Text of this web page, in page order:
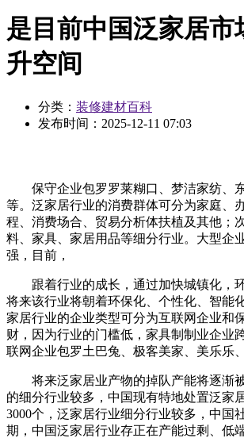
是目前中国泛家居市
升空间
分类： 装修建材百科
发布时间： 2025-12-11 07:03
保守企业包罗罗莱糊口、梦洁家纺、
等。泛家居行业的消费群体可分为家庭、
程、消费场合、贸易分析体扶植及其他；
料、家具、家居用品等细分行业。大型企
强，目前，
跟着行业的成长，通过加快城镇化，环
将来该行业将朝着环保化、个性化、智能
家居行业的企业类型可分为互联网企业和
财，因为行业的门槛低，家具制制业企业
联网企业包罗土巴兔、极客美家、美乐乐
将来泛家居业产物的掉队产能将逐渐
的细分行业较多，中国现有特地处置泛家
3000个，泛家居行业细分行业较多，中国
期，中国泛家居行业存正在产能过剩、低